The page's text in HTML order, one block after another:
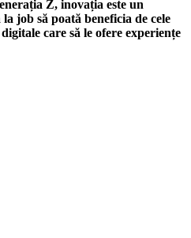
Z, inovația este un
job să poată beneficia de cele
care să le ofere experiențe